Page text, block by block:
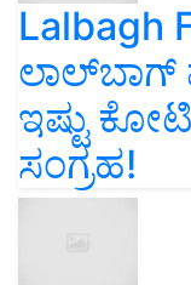
Lalbagh
ಲಾಲ್‌ಬಾಗ್
ಇಷ್ಟು
ಸಂಗ್ರಹ!